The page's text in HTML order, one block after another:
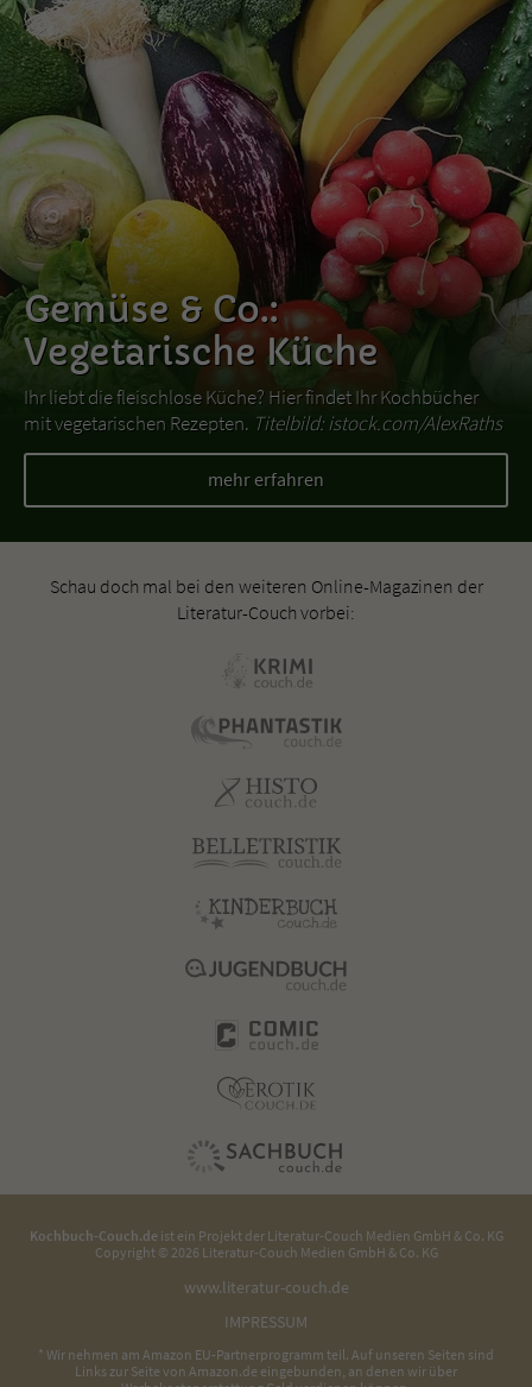
Gemüse & Co.:
Vegetarische Küche
Ihr liebt die fleischlose Küche? Hier findet Ihr Kochbücher
mit vegetarischen Rezepten. Titelbild: istock.com/AlexRaths
mehr erfahren
Schau doch mal bei den weiteren Online-Magazinen der
Literatur-Couch vorbei:
Kochbuch-Couch.deist ein Projekt der Literatur-Couch Medien GmbH & Co. KG
Copyright © 2026 Literatur-Couch Medien GmbH & Co. KG
www.literatur-couch.de
IMPRESSUM
* Wir nehmen am Amazon EU-Partnerprogramm teil. Auf unseren Seiten sind
Links zur Seite von Amazon.de eingebunden, an denen wir über